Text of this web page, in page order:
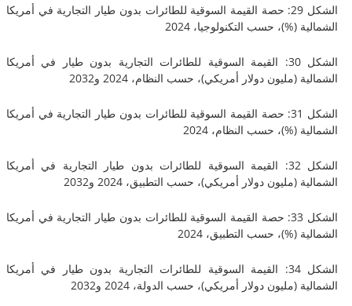
الشكل 29: حصة القيمة السوقية للطائرات بدون طيار التجارية في أمريكا
(%)، حسب التكنولوجيا، 2024
الشكل 30: القيمة السوقية للطائرات التجارية بدون طيار في أمريكا
(مليون دولار أمريكي)، حسب النظام، 2024 و2032
الشكل 31: حصة القيمة السوقية للطائرات بدون طيار التجارية في أمريكا
(%)، حسب النظام، 2024
الشكل 32: القيمة السوقية للطائرات بدون طيار التجارية في أمريكا
(مليون دولار أمريكي)، حسب التطبيق، 2024 و2032
الشكل 33: حصة القيمة السوقية للطائرات بدون طيار التجارية في أمريكا
(%)، حسب التطبيق، 2024
الشكل 34: القيمة السوقية للطائرات التجارية بدون طيار في أمريكا
(مليون دولار أمريكي)، حسب الدولة، 2024 و2032